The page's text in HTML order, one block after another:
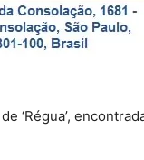
‘Régua’,